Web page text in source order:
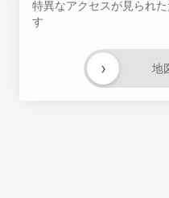
特異なアクセスが見られ
す
地
›